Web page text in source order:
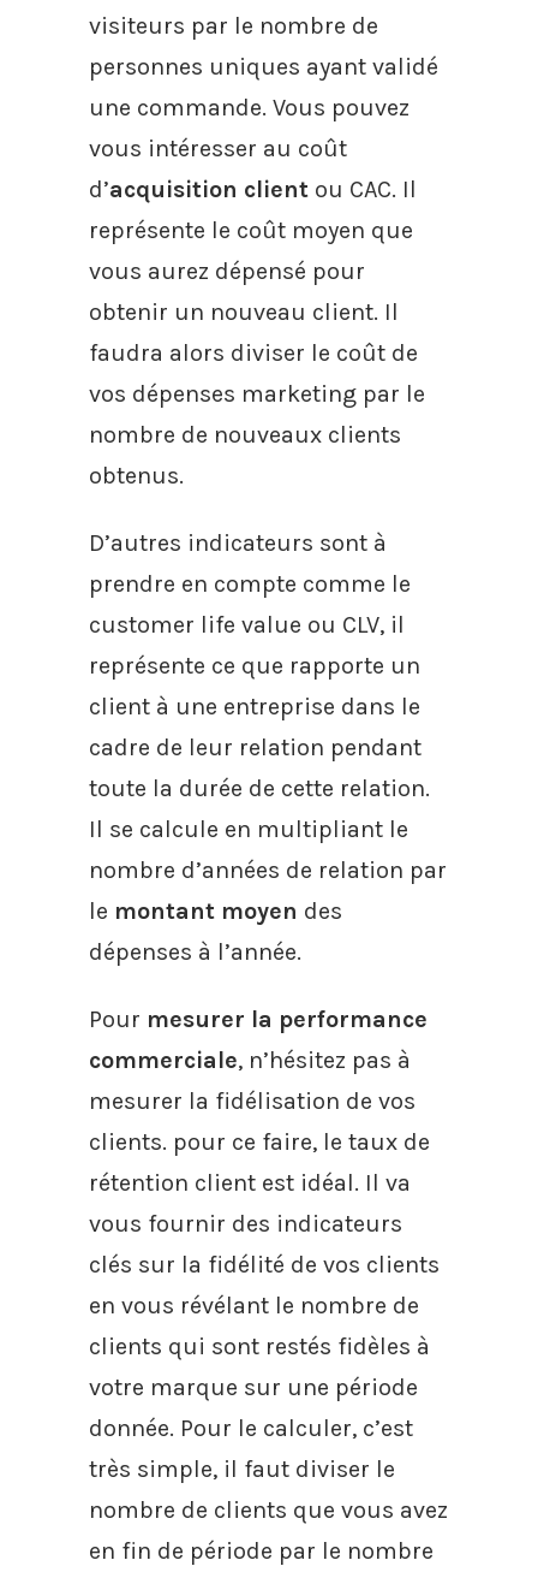
visiteurs par le nombre de
personnes uniques ayant validé
une commande. Vous pouvez
vous intéresser au coût
d’acquisition client ou CAC. Il
représente le coût moyen que
vous aurez dépensé pour
obtenir un nouveau client. Il
faudra alors diviser le coût de
vos dépenses marketing par le
nombre de nouveaux clients
obtenus.
D’autres indicateurs sont à
prendre en compte comme le
customer life value ou CLV, il
représente ce que rapporte un
client à une entreprise dans le
cadre de leur relation pendant
toute la durée de cette relation.
Il se calcule en multipliant le
nombre d’années de relation par
le montant moyen des
dépenses à l’année.
Pour mesurer la performance
commerciale, n’hésitez pas à
mesurer la fidélisation de vos
clients. pour ce faire, le taux de
rétention client est idéal. Il va
vous fournir des indicateurs
clés sur la fidélité de vos clients
en vous révélant le nombre de
clients qui sont restés fidèles à
votre marque sur une période
donnée. Pour le calculer, c’est
très simple, il faut diviser le
nombre de clients que vous avez
en fin de période par le nombre